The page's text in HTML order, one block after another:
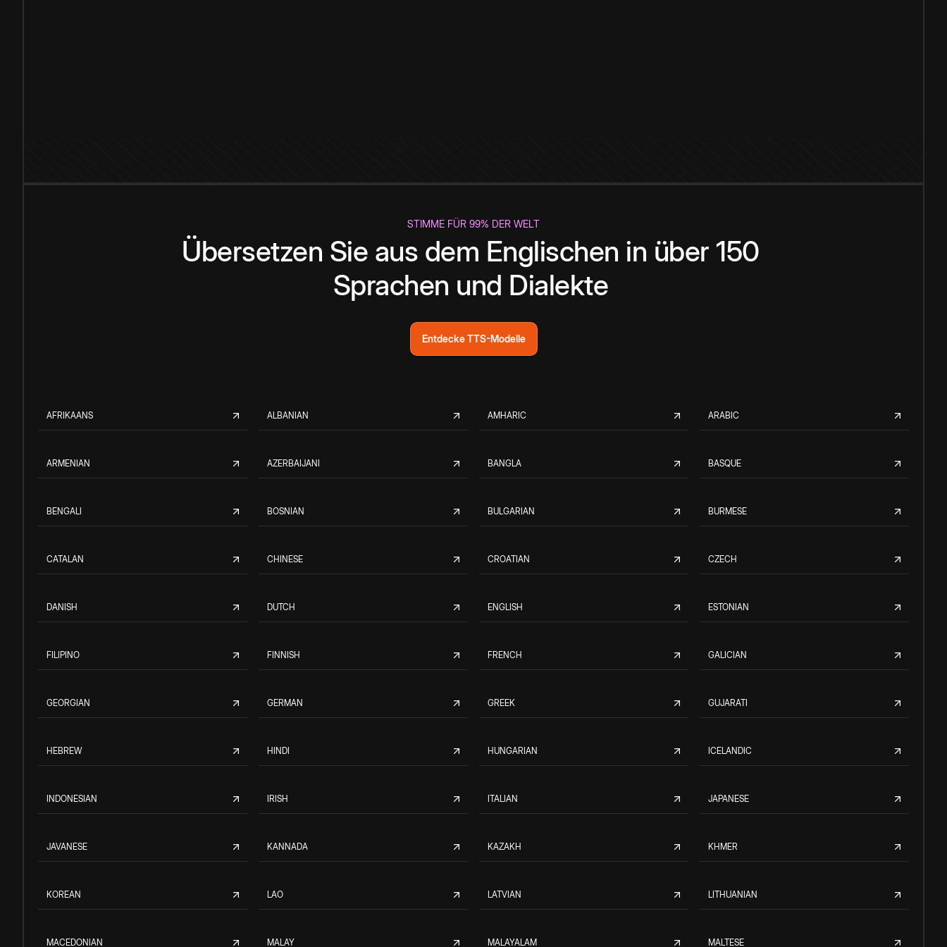
STIMME FÜR 99% DER WELT
Übersetzen Sie aus dem Englischen in über 150
Sprachen und Dialekte
Entdecke TTS-Modelle
AFRIKAANS ALBANIAN AMHARIC ARABIC
ARMENIAN AZERBAIJANI BANGLA BASQUE
BENGALI BOSNIAN BULGARIAN BURMESE
CATALAN CHINESE CROATIAN CZECH
DANISH DUTCH ENGLISH ESTONIAN
FILIPINO FINNISH FRENCH GALICIAN
GEORGIAN GERMAN GREEK GUJARATI
HEBREW HINDI HUNGARIAN ICELANDIC
INDONESIAN IRISH ITALIAN JAPANESE
JAVANESE KANNADA KAZAKH KHMER
KOREAN LAO LATVIAN LITHUANIAN
MACEDONIAN MALAY MALAYALAM MALTESE